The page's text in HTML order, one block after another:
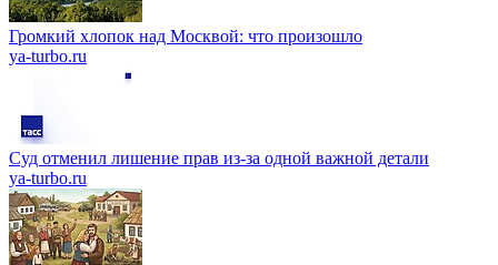
Громкий хлопок над Москвой: что произошло
ya-turbo.ru
Суд отменил лишение прав из-за одной важной детали
ya-turbo.ru